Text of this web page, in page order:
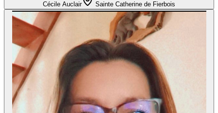
Cécile Auclair Sainte Catherine de Fierbois